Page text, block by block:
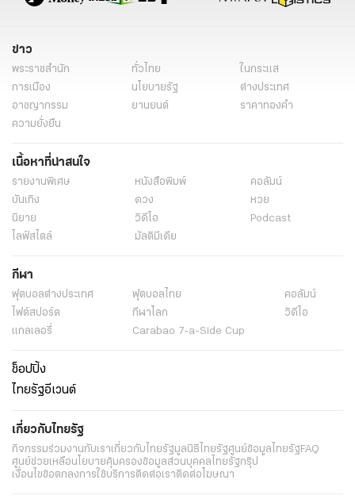
ข่าว
พระราชสำนัก ทั่วไทย
ในกระแส
การเมือง
นโยบายรัฐ
ต่างประเทศ
อาชญากรรม
ยานยนต์
ราคาทองคำ
ความยั่งยืน
เนื้อหาที่น่าสนใจ
รายงานพิเศษ หนังสือพิมพ์
คอลัมน์
บันเทิง
ดวง
หวย
นิยาย
วิดีโอ
Podcast
ไลฟ์สไตล์
มัลติมีเดีย
กีฬา
ฟุตบอลต่่างประเทศ ฟุตบอลไทย
คอลัมน์
ไฟต์สปอร์ต
กีฬาโลก
วิดีโอ
แกลเลอรี่
Carabao 7-a-Side Cup
ช็อปปิ้ง
ไทยรัฐอีเวนต์
เกี่ยวกับไทยรัฐ
กิจกรรมร่วมงานกับเราเกี่ยวกับไทยรัฐมูลนิธิไทยรัฐศูนย์ข้อมูลไทยรัฐFAQ
ศูนย์ช่วยเหลือนโยบายคุ้มครองข้อมูลส่วนบุคคลไทยรัฐกรุ๊ป
เงื่อนไขข้อตกลงการใช้บริการติดต่อเราติดต่อโฆษณา